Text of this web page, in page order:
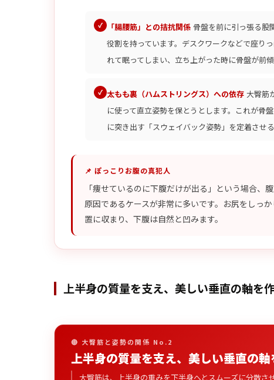
「腸腰筋」との拮抗関係 骨盤を前に引っ張る股
役割を持っています。デスクワークなどで座り
れて眠ってしまい、立ち上がった時に骨盤が前
太もも裏（ハムストリングス）への依存 大臀筋
に使って直立姿勢を保とうとします。これが骨
に突き出す「スウェイバック姿勢」を定着させる
📌 ぽっこりお腹の真犯人
「痩せているのに下腹だけが出る」という場合
原因であるケースが非常に多いです。お尻をしっ
置に収まり、下腹は自然と凹みます。
上半身の質量を支え、美しい垂直の軸を
🔴 大臀筋と姿勢の関係 No.2
上半身の質量を支え、美しい垂直の軸
大臀筋は、上半身の重みを下半身へとスムーズに分散